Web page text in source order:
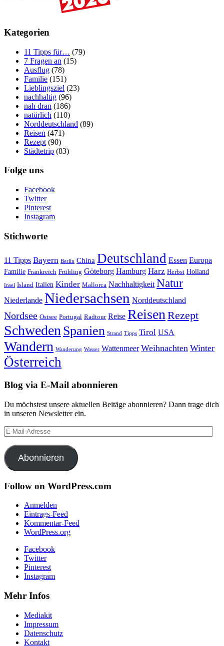
Kategorien
11 Tipps für… (79)
7 Fragen an (15)
Ausflug (78)
Familie (151)
Lieblingsziel (23)
nachhaltig (96)
nah dran (186)
natürlich (110)
Norddeutschland (89)
Reisen (471)
Rezept (90)
Städtetrip (83)
Folge uns
Facebook
Twitter
Pinterest
Instagram
Stichworte
11 Tipps Bayern Berlin China Deutschland Essen Europa
Familie Frankreich Frühling Göteborg Hamburg Harz Herbst Holland
Insel Island Italien Kinder Mallorca Nachhaltigkeit Natur
Niederlande Niedersachsen Norddeutschland
Nordsee Ostsee Portugal Radtour Reise ReisenRezept
SchwedenSpanien Strand Tipps Tirol USA
Wandern Wanderung Wasser Wattenmeer Weihnachten Winter
Österreich
Blog via E-Mail abonnieren
Du möchstest unsere aktuellen Beitäge abonnieren? Dann trage dich
in unseren Newsletter ein.
E-
Mail-
Adresse
Abonnieren
Follow on WordPress.com
Anmelden
Eintrags-Feed
Kommentar-Feed
WordPress.org
Facebook
Twitter
Pinterest
Instagram
Mehr Infos
Mediakit
Impressum
Datenschutz
Kontakt